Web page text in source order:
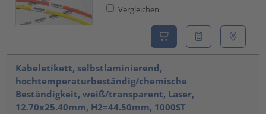
Vergleichen
Kabeletikett, selbstlaminierend,
hochtemperaturbeständig/chemische
Beständigkeit, weiß/transparent, Laser,
12.70x25.40mm, H2=44.50mm, 1000ST